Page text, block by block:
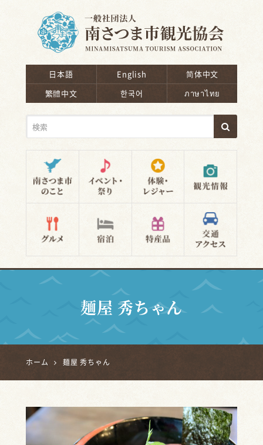
日本語 English
简体中文
繁體中文
한국어 ภาษาไทย
麺屋 秀ちゃん
ホーム 麺屋 秀ちゃん